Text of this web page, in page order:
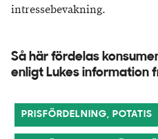
intressebevakning.
Så här fördelas
enligt Lukes information
PRISFÖRDELNING, POTATIS